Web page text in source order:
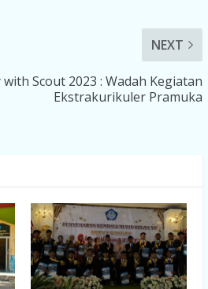
NEXT
with Scout 2023 : Wadah Kegiatan
Ekstrakurikuler Pramuka